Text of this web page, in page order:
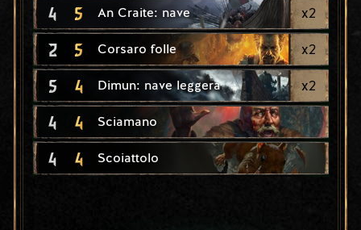
4 5 An Craite: nave x2
2 5 Corsaro folle x2
5 4 Dimun: nave leggera x2
4 4 Sciamano
4 4 Scoiattolo